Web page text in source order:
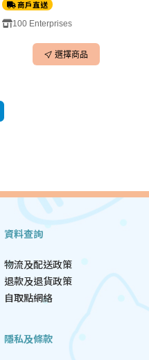
商戶直送
100 Enterprises
選擇商品
資料查詢
物流及配送政策
退款及退貨政策
自取點網絡
隱私及條款